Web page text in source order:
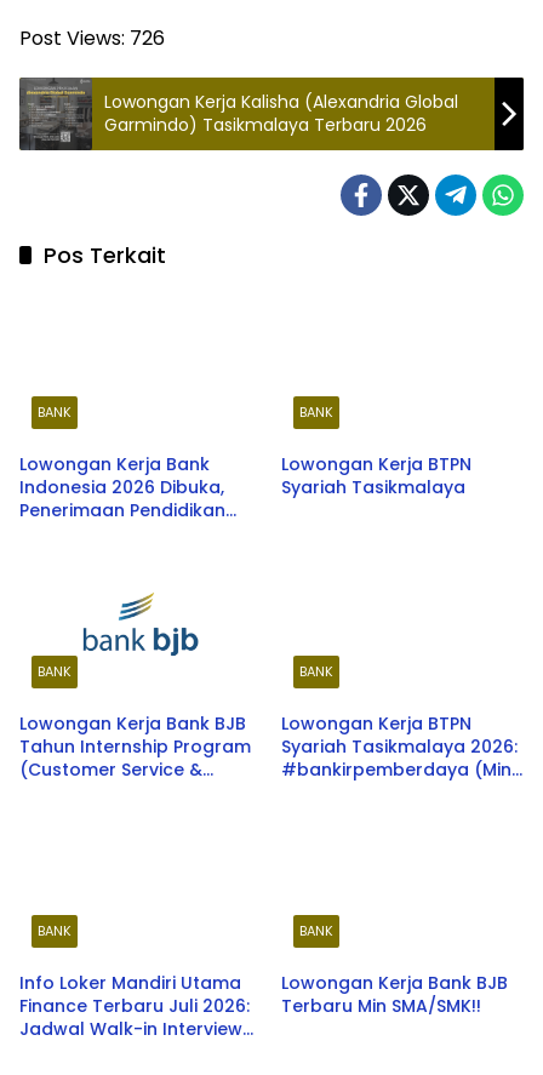
Post Views: 726
Lowongan Kerja Kalisha (Alexandria Global
Garmindo) Tasikmalaya Terbaru 2026
Pos Terkait
BANK
Lowongan Kerja Bank
Indonesia 2026 Dibuka,
Penerimaan Pendidikan
Cek Syarat dan Cara
BANK
Lowongan Kerja BTPN
Syariah Tasikmalaya
BANK
Lowongan Kerja Bank BJB
Tahun Internship Program
(Customer Service &
BANK
Lowongan Kerja BTPN
Syariah Tasikmalaya 2026:
#bankirpemberdaya (Min.
BANK
Info Loker Mandiri Utama
Finance Terbaru Juli 2026:
Jadwal Walk-in Interview
BANK
Lowongan Kerja Bank BJB
Terbaru Min SMA/SMK!!